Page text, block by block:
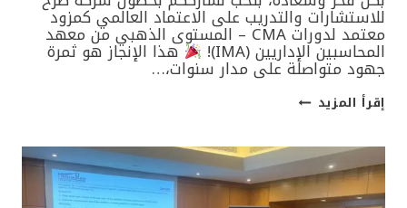
للاستشارات والتدريب على الاعتماد العالمي كمزود
معتمد لدورات CMA – المستوى الذهبي من معهد
المحاسبين الإداريين (IMA)! هذا الإنجاز هو ثمرة
جهود متواصلة على مدار سنوات،…
إقرأ المزيد APPROVED
GOLD
AMMAN,
JORDAN